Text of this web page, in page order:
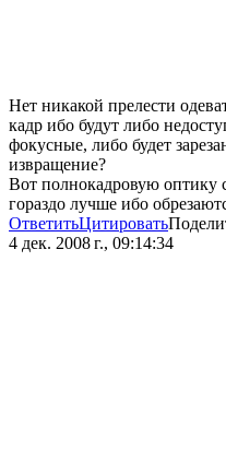
Нет никакой прелести
кадр ибо будут либо
фокусные, либо будет
извращение?
Вот полнокадровую оптику
гораздо лучше ибо
ОтветитьЦитировать
4 дек. 2008 г., 09:14:34